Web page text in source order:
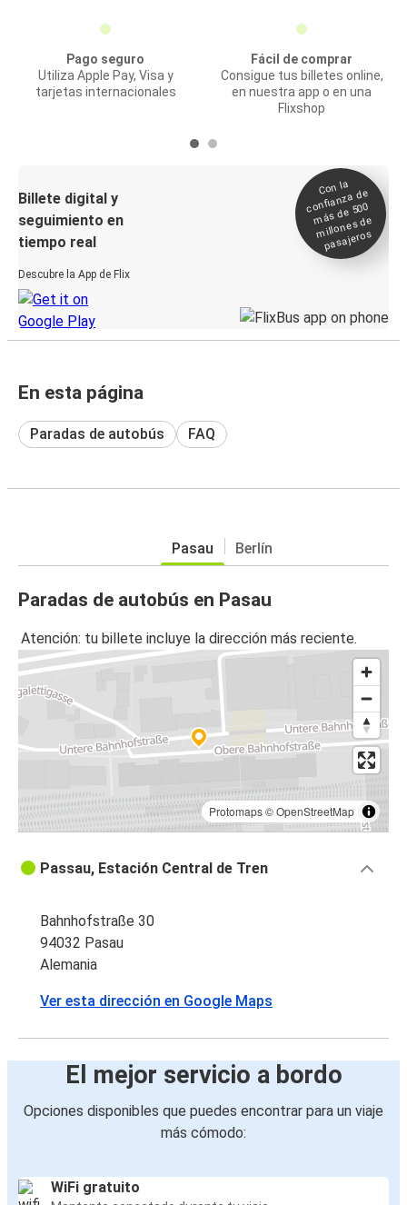
Pago seguro
Utiliza Apple Pay, Visa y
tarjetas internacionales
Fácil de comprar
Consigue tus billetes online,
en nuestra app o en una
Flixshop
Billete digital y
seguimiento en
tiempo real
Descubre la App de Flix
Con la
confianza de
más de 500
millones de
pasajeros
En esta página
Paradas de autobús FAQ
Pasau Berlín
Paradas de autobús en Pasau
Atención: tu billete incluye la dirección más reciente.
Protomaps©OpenStreetMap
Passau, Estación Central de Tren
Bahnhofstraße 30
94032 Pasau
Alemania
Ver esta dirección en Google Maps
El mejor servicio a bordo
Opciones disponibles que puedes encontrar para un viaje
más cómodo:
WiFi gratuito